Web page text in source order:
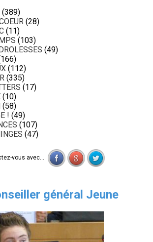
(389)
(28)
(11)
(103)
(49)
(112)
(335)
(17)
(10)
(58)
! (49)
(107)
(47)
vous avec...
général Jeune